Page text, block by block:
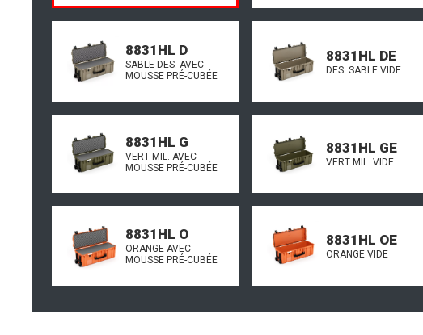
8831HL D
SABLE DES. AVEC
MOUSSE PRÉ-CUBÉE
8831HL DE
DES. SABLE VIDE
8831HL G
VERT MIL. AVEC
MOUSSE PRÉ-CUBÉE
8831HL GE
VERT MIL. VIDE
8831HL O
ORANGE AVEC
MOUSSE PRÉ-CUBÉE
8831HL OE
ORANGE VIDE